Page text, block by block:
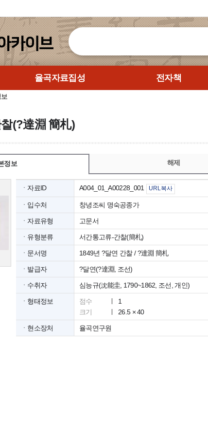
율곡자료집성 전자책
(?達淵 簡札)
정보 해제
ㆍ자료ID A004_01_A00228_001 URL복사
ㆍ입수처 창녕조씨 명숙공종가
ㆍ자료유형 고문서
ㆍ유형분류 서간통고류-간찰(簡札)
ㆍ문서명 1849년 ?달연 간찰 / ?達淵 簡札
ㆍ발급자 ?달연(?達淵, 조선)
ㆍ수취자 심능규(沈能圭, 1790~1862, 조선, 개인)
ㆍ형태정보 점수
1
크기
26.5 × 40
ㆍ현소장처 율곡연구원